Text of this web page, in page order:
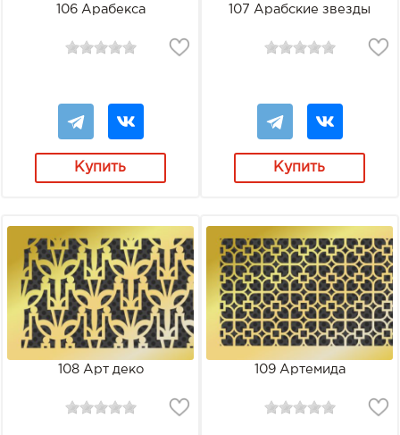
106 Арабекса
Купить
107 Арабские звезды
Купить
108 Арт деко 109 Артемида